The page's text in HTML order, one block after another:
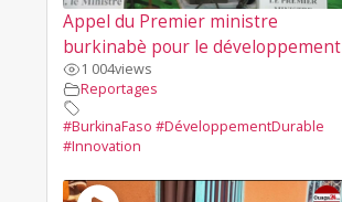
Appel du Premier ministre
burkinabè pour le développement
1 004views
Reportages
#BurkinaFaso #DéveloppementDurable
#Innovation